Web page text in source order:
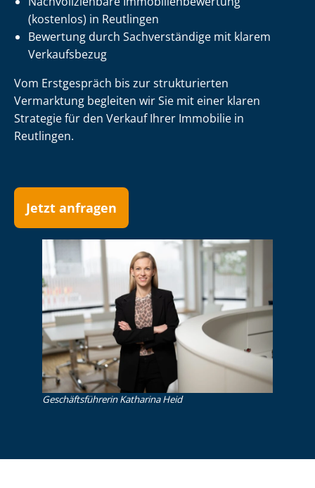
(kostenlos) in Reutlingen
Bewertung durch Sachverständige mit klarem
Verkaufsbezug
Vom Erstgespräch bis zur strukturierten
Vermarktung begleiten wir Sie mit einer klaren
Strategie für den Verkauf Ihrer Immobilie in
Reutlingen.
Jetzt anfragen
Ge­schäfts­füh­re­rin Katharina Heid